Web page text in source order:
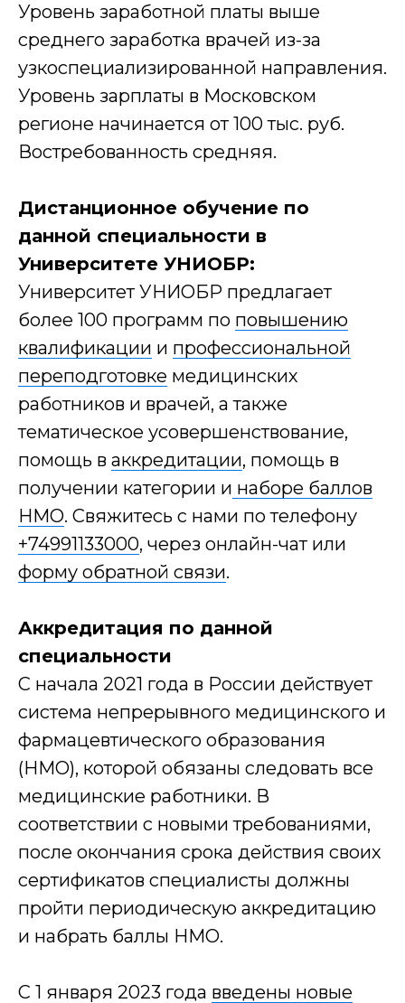
Уровень заработной платы выше
среднего заработка врачей из-за
узкоспециализированной направления.
Уровень зарплаты в Московском
регионе начинается от 100 тыс. руб.
Востребованность средняя.
Дистанционное обучение по
данной специальности в
Университете УНИОБР:
Университет УНИОБР предлагает
более 100 программ по повышению
квалификации и профессиональной
переподготовке медицинских
работников и врачей, а также
тематическое усовершенствование,
помощь в аккредитации, помощь в
получении категории и наборе баллов
НМО. Свяжитесь с нами по телефону
+74991133000, через онлайн-чат или
форму обратной связи.
Аккредитация по данной
специальности
С начала 2021 года в России действует
система непрерывного медицинского и
фармацевтического образования
(НМО), которой обязаны следовать все
медицинские работники. В
соответствии с новыми требованиями,
после окончания срока действия своих
сертификатов специалисты должны
пройти периодическую аккредитацию
и набрать баллы НМО.
С 1 января 2023 года введены новые
Получи расчет
стоимости
обучения
со скидкой до 30%
Дайте ответ на несколько
вопросов и получите расчет
стоимости обучения
Один шаг - расчёт ваш
Количество обучающихся
Образование